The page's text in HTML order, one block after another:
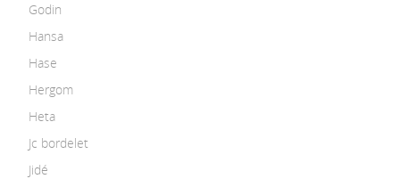
Godin
Hansa
Hase
Hergom
Heta
Jc bordelet
Jidé